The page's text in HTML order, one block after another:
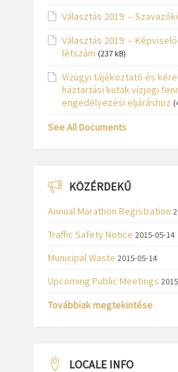
Választás 2019. –
Választás 2019. –
létszám (237 kB)
Vízügyi tájékoztató és
háztartási kutak vízjogi
engedélyezési eljáráshoz
See All Documents
KÖZÉRDEKŰ
Annual Marathon Registration
Traffic Safety Notice 2015-05-14
Municipal Waste 2015-05-14
Upcoming Public Meetings
Továbbiak megtekintése
LOCALE INFO